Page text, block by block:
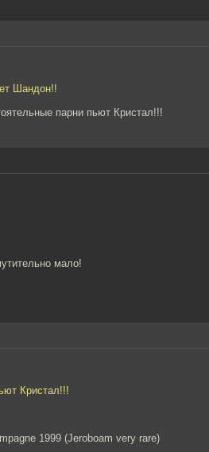
Шандон!!
парни пьют Кристал!!!
мало!
Кристал!!!
1999 (Jeroboam very rare)